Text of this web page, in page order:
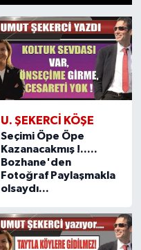
U. ŞEKERCI KÖŞE
Seçimi Öpe Öpe
Kazanacakmış !.....
Bozhane'den
Fotoğraf Paylaşmakla
olsaydı...